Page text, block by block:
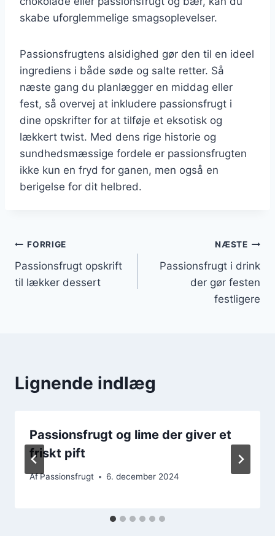
skabe uforglemmelige smagsoplevelser.
Passionsfrugtens alsidighed gør den til en ideel
ingrediens i både søde og salte retter. Så
næste gang du planlægger en middag eller
fest, så overvej at inkludere passionsfrugt i
dine opskrifter for at tilføje et eksotisk og
lækkert twist. Med dens rige historie og
sundhedsmæssige fordele er passionsfrugten
ikke kun en fryd for ganen, men også en
berigelse for dit helbred.
Indlægsnavigation
FORRIGE
Passionsfrugt opskrift
til lækker dessert
NÆSTE
Passionsfrugt i drink
der gør festen
festligere
Lignende indlæg
Passionsfrugt og lime der giver et
friskt pift
AfPassionsfrugt 6. december 2024